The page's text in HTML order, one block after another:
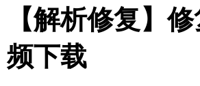
【解析修复】
频下载